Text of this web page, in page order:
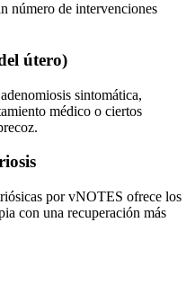
número de intervenciones
útero)
sintomática,
médico o ciertos
por vNOTES ofrece los
con una recuperación más